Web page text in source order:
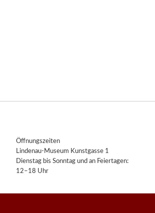
Öffnungszeiten
Lindenau-Museum Kunstgasse 1
Dienstag bis Sonntag und an Feiertagen:
12–18 Uhr